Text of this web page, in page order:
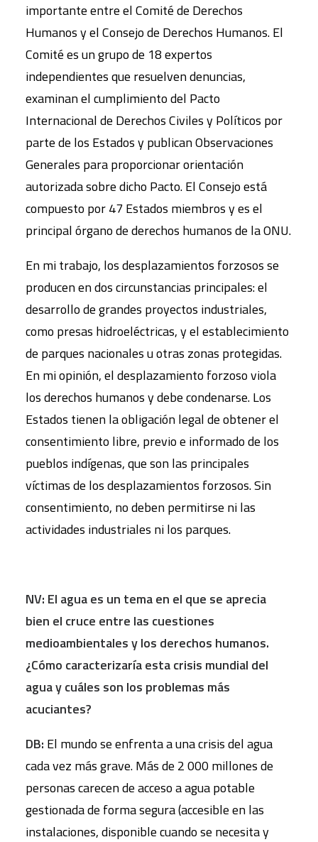
importante entre el Comité de Derechos
Humanos y el Consejo de Derechos Humanos. El
Comité es un grupo de 18 expertos
independientes que resuelven denuncias,
examinan el cumplimiento del Pacto
Internacional de Derechos Civiles y Políticos por
parte de los Estados y publican Observaciones
Generales para proporcionar orientación
autorizada sobre dicho Pacto. El Consejo está
compuesto por 47 Estados miembros y es el
principal órgano de derechos humanos de la ONU.
En mi trabajo, los desplazamientos forzosos se
producen en dos circunstancias principales: el
desarrollo de grandes proyectos industriales,
como presas hidroeléctricas, y el establecimiento
de parques nacionales u otras zonas protegidas.
En mi opinión, el desplazamiento forzoso viola
los derechos humanos y debe condenarse. Los
Estados tienen la obligación legal de obtener el
consentimiento libre, previo e informado de los
pueblos indígenas, que son las principales
víctimas de los desplazamientos forzosos. Sin
consentimiento, no deben permitirse ni las
actividades industriales ni los parques.
NV: El agua es un tema en el que se aprecia
bien el cruce entre las cuestiones
medioambientales y los derechos humanos.
¿Cómo caracterizaría esta crisis mundial del
agua y cuáles son los problemas más
acuciantes?
DB: El mundo se enfrenta a una crisis del agua
cada vez más grave. Más de 2 000 millones de
personas carecen de acceso a agua potable
gestionada de forma segura (accesible en las
instalaciones, disponible cuando se necesita y